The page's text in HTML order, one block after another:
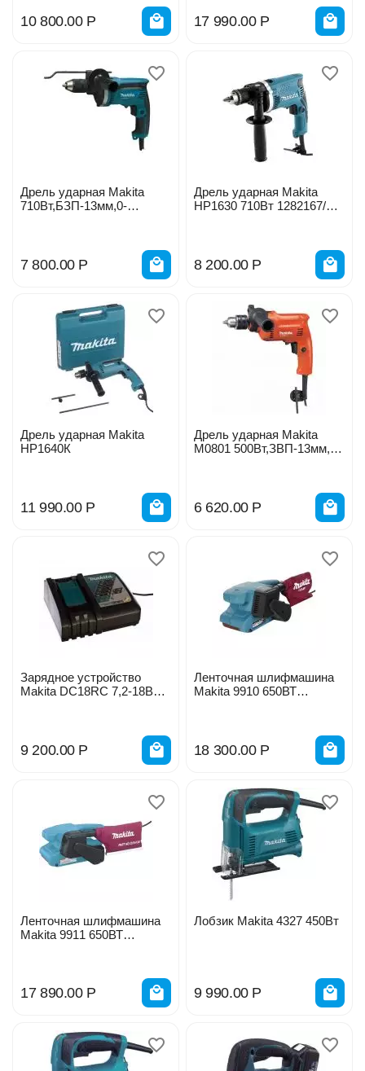
10 800.00 Р 17 990.00 Р
Дрель ударная Makita
710Вт,БЗП-13мм,0-
7 800.00 Р
Дрель ударная Makita
HР1630 710Вт 1282167/
8 200.00 Р
Дрель ударная Makita
HР1640К
11 990.00 Р
Дрель ударная Makita
М0801 500Вт,ЗВП-13мм,0-
6 620.00 Р
Зарядное устройство
Makita DC18RC 7,2-18В
9 200.00 Р
Ленточная шлифмашина
Makita 9910 650ВТ
18 300.00 Р
Ленточная шлифмашина
Makita 9911 650ВТ
17 890.00 Р
Лобзик Makita 4327 450Вт
9 990.00 Р